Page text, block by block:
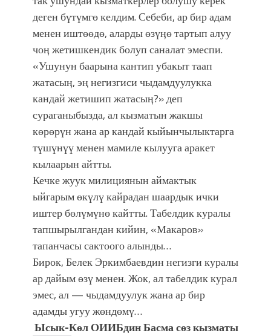
деген бүтүмгө келдим. Себеби, ар бир адам
менен иштөөдө, аларды өзүӊө тартып алуу
чоӊ жетишкендик болуп саналат эмеспи.
«Ушунун баарына кантип убакыт таап
жатасыӊ, эң негизгиси чыдамдуулукка
кандай жетишип жатасыӊ?» деп
сураганыбызда, ал кызматын жакшы
көрөрүн жана ар кандай кыйынчылыктарга
түшүнүү менен мамиле кылууга аракет
кылаарын айтты.
Кечке жуук милициянын аймактык
ыйгарым өкүлү кайрадан шаардык ички
иштер бөлүмүнө кайтты. Табелдик куралы
тапшырылгандан кийин, «Макаров»
тапанчасы сактоого алынды…
Бирок, Белек Эркимбаевдин негизги куралы
ар дайым өзү менен. Жок, ал табелдик курал
эмес, ал — чыдамдуулук жана ар бир
адамды угуу жөндөмү…
Ысык-Көл ОИИБдин Басма сөз кызматы